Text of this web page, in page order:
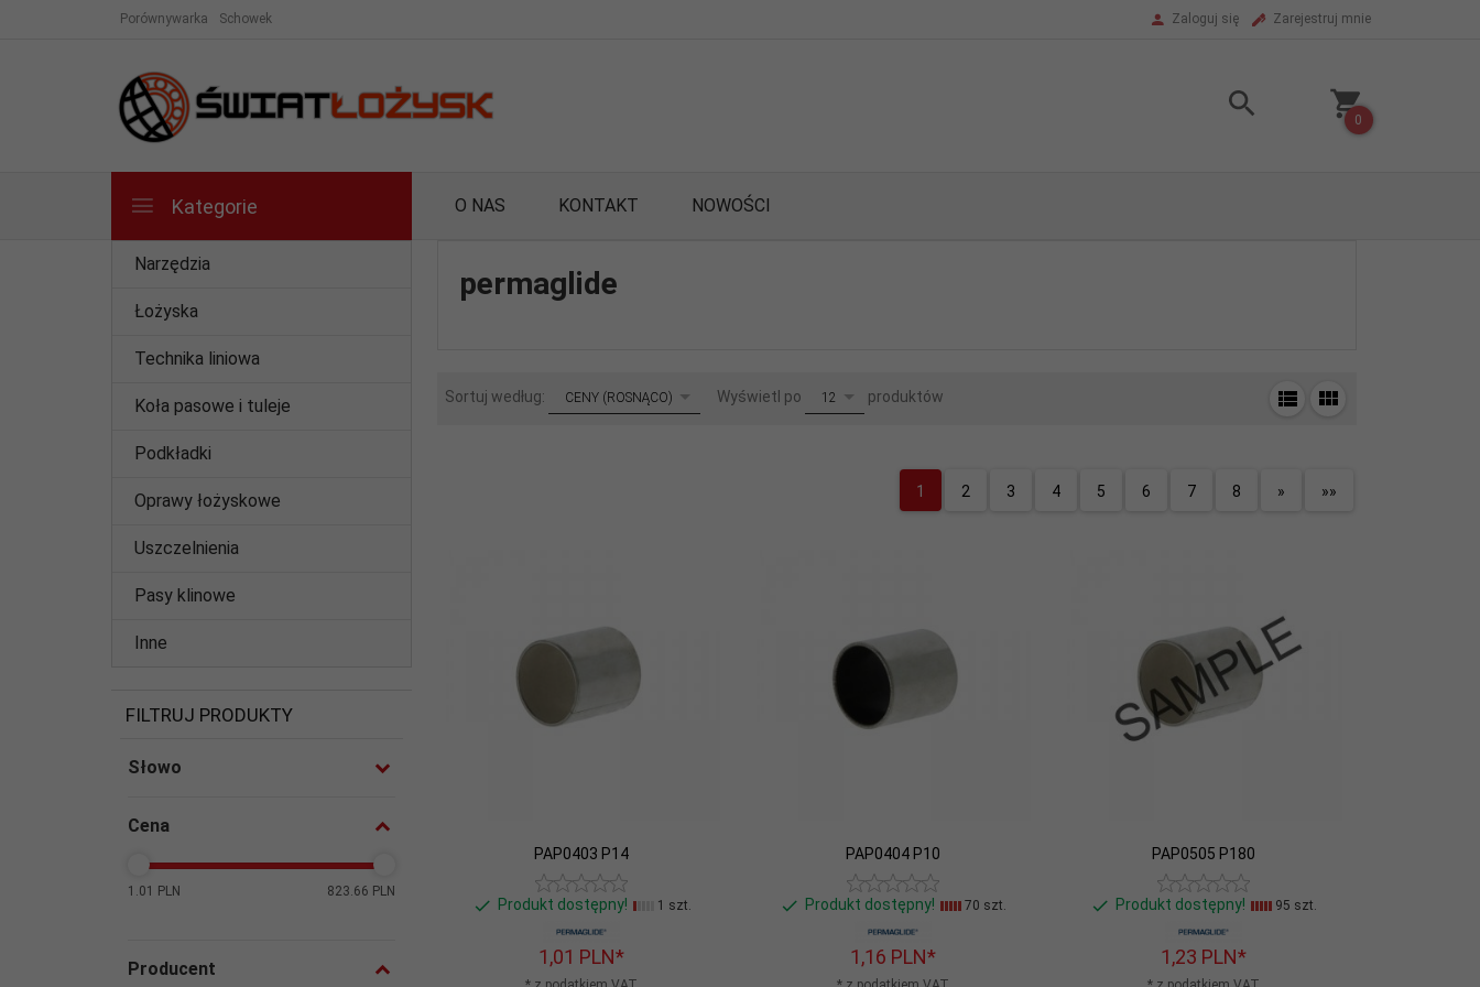
Porównywarka Schowek Zaloguj się Zarejestruj mnie
0
Kategorie O NAS KONTAKT NOWOŚCI
Narzędzia
Łożyska
Technika liniowa
Koła pasowe i tuleje
Podkładki
Oprawy łożyskowe
Uszczelnienia
Pasy klinowe
Inne
FILTRUJ PRODUKTY
Słowo
Cena
1.01 PLN 823.66 PLN
Producent
permaglide
Sortuj według: sortCENY (ROSNĄCO) Wyświetl po pop12 produktów
1 2 3 4 5 6 7 8 » »»
PAP0403 P14
Produkt dostępny! 1 szt.
1,01 PLN*
PAP0404 P10
Produkt dostępny! 70 szt.
1,16 PLN*
PAP0505 P180
Produkt dostępny! 95 szt.
1,23 PLN*